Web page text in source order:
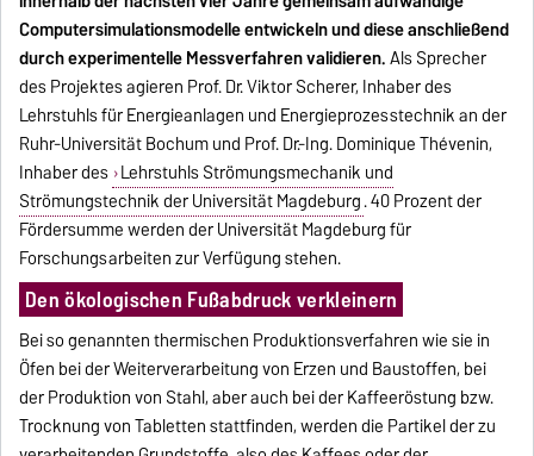
Computersimulationsmodelle entwickeln und diese anschließend
durch experimentelle Messverfahren validieren.Als Sprecher
des Projektes agieren Prof. Dr. Viktor Scherer, Inhaber des
Lehrstuhls für Energieanlagen und Energieprozesstechnik an der
Ruhr-Universität Bochum und Prof. Dr.-Ing. Dominique Thévenin,
Inhaber des Lehrstuhls Strömungsmechanik und
Strömungstechnik der Universität Magdeburg. 40 Prozent der
Fördersumme werden der Universität Magdeburg für
Forschungsarbeiten zur Verfügung stehen.
Den ökologischen Fußabdruck verkleinern
Bei so genannten thermischen Produktionsverfahren wie sie in
Öfen bei der Weiterverarbeitung von Erzen und Baustoffen, bei
der Produktion von Stahl, aber auch bei der Kaffeeröstung bzw.
Trocknung von Tabletten stattfinden, werden die Partikel der zu